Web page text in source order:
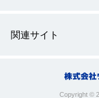
関連サイト
Copyright ©